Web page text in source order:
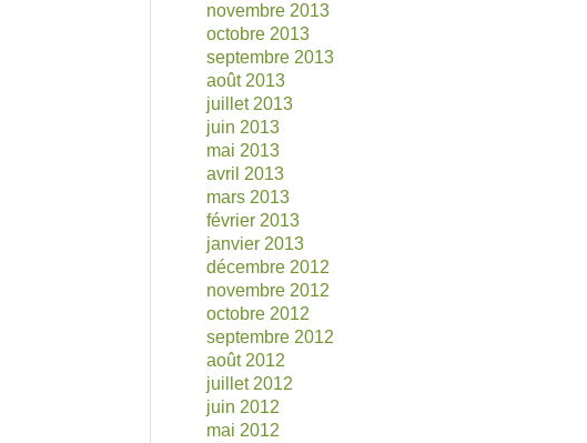
novembre 2013
octobre 2013
septembre 2013
août 2013
juillet 2013
juin 2013
mai 2013
avril 2013
mars 2013
février 2013
janvier 2013
décembre 2012
novembre 2012
octobre 2012
septembre 2012
août 2012
juillet 2012
juin 2012
mai 2012